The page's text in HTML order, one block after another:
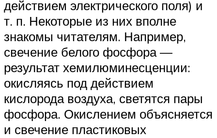
действием электрического поля) и
т. п. Некоторые из них вполне
знакомы читателям. Например,
свечение белого фосфора —
результат хемилюминесценции:
окисляясь под действием
кислорода воздуха, светятся пары
фосфора. Окислением объясняется
и свечение пластиковых